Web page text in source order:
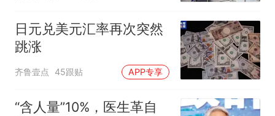
日元兑美元汇率再次突然
跳涨
齐鲁壹点 45跟贴 APP专享
“含人量”10%，医生革自